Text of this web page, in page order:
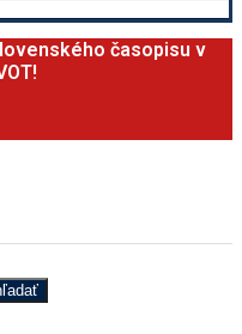
časopisu v